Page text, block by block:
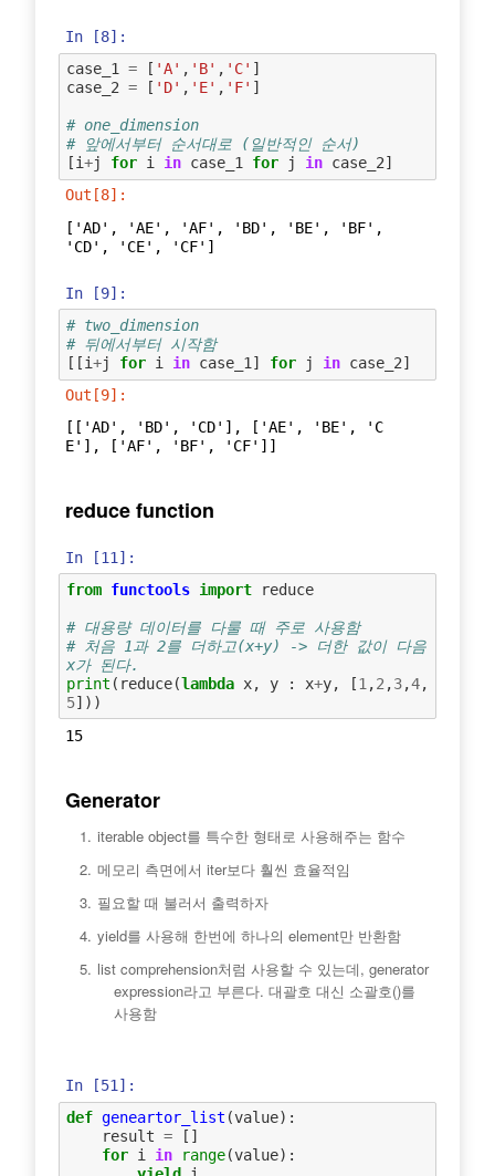
In [8]:
case_1 = [ 'A' , 'B' , 'C' ]
case_2 = [ 'D' , 'E' , 'F' ]
# one_dimension
# 앞에서부터 순서대로 (일반적인 순서)
[i+j for i in case_1 for j in case_2]
Out[8]:
['AD', 'AE', 'AF', 'BD', 'BE', 'BF',
'CD', 'CE', 'CF']
In [9]:
# two_dimension
# 뒤에서부터 시작함
[[i+j for i in case_1 ] for j in case_2]
Out[9]:
[['AD', 'BD', 'CD'], ['AE', 'BE', 'C
E'], ['AF', 'BF', 'CF']]
reduce function
In [11]:
from functools import reduce
# 대용량 데이터를 다룰 때 주로 사용함
# 처음 1과 2를 더하고(x+y) -> 더한 값이 다음
x가 된다.
print ( reduce(lambda x, y : x+y, [1 ,2 ,3,4,
5]))
15
Generator
iterable object를 특수한 형태로 사용해주는 함수
메모리 측면에서 iter보다 훨씬 효율적임
필요할 때 불러서 출력하자
yield를 사용해 한번에 하나의 element만 반환함
list comprehension처럼 사용할 수 있는데, generator
expression라고 부른다. 대괄호 대신 소괄호()를
사용함
In [51]:
def geneartor_list (value):
result =
[]
for i in range(value):